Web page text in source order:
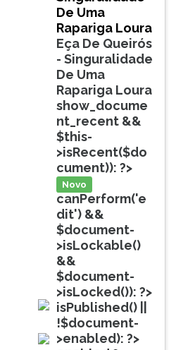
doc
De Uma
Rapariga Loura
Eça De Queirós
- Singuralidade
De Uma
Rapariga Loura
show_docume
nt_recent &&
$this-
>isRecent($do
cument)): ?>
Novo
canPerform('e
dit') &&
$document-
>isLockable()
&&
$document-
>isLocked()): ?>
isPublished() ||
!$document-
>enabled): ?>